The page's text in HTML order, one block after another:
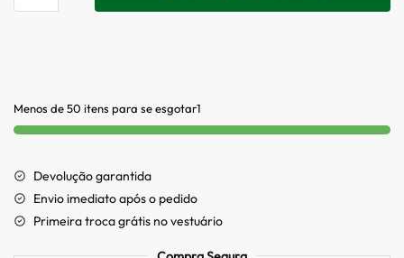
Menos de 50 itens para se esgotar1
Devolução garantida
Envio imediato após o pedido
Primeira troca grátis no vestuário